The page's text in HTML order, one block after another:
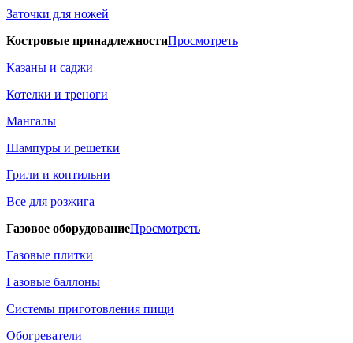
Заточки для ножей
Костровые принадлежностиПросмотреть
Казаны и саджи
Котелки и треноги
Мангалы
Шампуры и решетки
Грили и коптильни
Все для розжига
Газовое оборудованиеПросмотреть
Газовые плитки
Газовые баллоны
Системы приготовления пищи
Обогреватели